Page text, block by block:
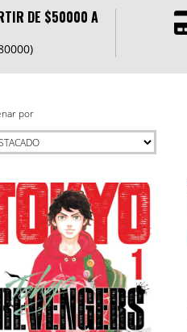
DE $50000 A
por